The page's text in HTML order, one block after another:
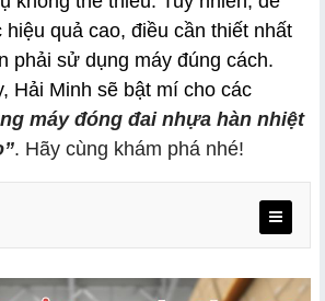
quả cao, điều cần thiết nhất
phải sử dụng máy đúng cách.
Hải Minh sẽ bật mí cho các
máy đóng đai nhựa hàn nhiệt
. Hãy cùng khám phá nhé!